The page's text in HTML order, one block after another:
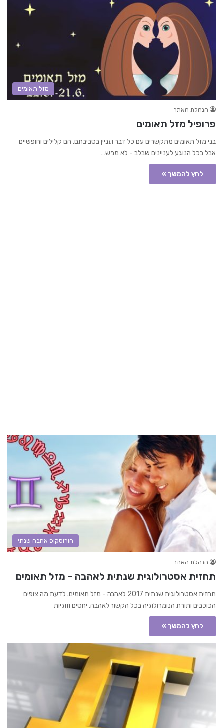
מזל תאומים
הנהלת האתר
פרופיל מזל תאומים
בני מזל תאומים מתקשרים עם כל דבר ועניין בסביבתם. הם קלילים וחופשיים
אבל בכל הנוגע לעניינים שבלב - לא ממש…
לחץ להמשך »
הורוסקופ אהבה שנתי
הנהלת האתר
תחזית אסטרולוגית שנתית לאהבה – מזל תאומים
תחזית אסטרולוגית שנתית 2017 לאהבה - מזל תאומים. לדעת מה צופים
הכוכבים ותורת הנומרולוגיה בכל הקשור לאהבה, יחסים וזוגיות
לחץ להמשך »